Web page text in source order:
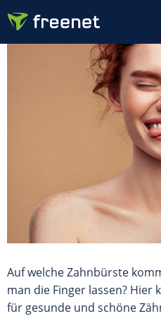
Auf welche Zahnbürste
man die Finger lassen? Hier
für gesunde und schöne